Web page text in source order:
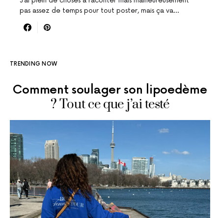
pas assez de temps pour tout poster, mais ça va…
TRENDING NOW
Comment soulager son lipoedème
? Tout ce que j’ai testé